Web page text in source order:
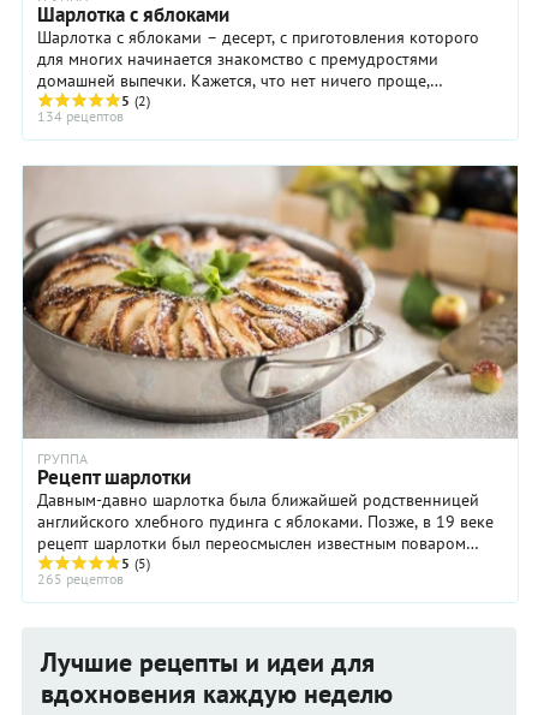
Шарлотка с яблоками
Шарлотка с яблоками – десерт, с приготовления которого
для многих начинается знакомство с премудростями
домашней выпечки. Кажется, что нет ничего проще,
достаточно нарезать яблоки, залить их самым ...
5 (2)
134 рецептов
ГРУППА
Рецепт шарлотки
Давным-давно шарлотка была ближайшей родственницей
английского хлебного пудинга с яблоками. Позже, в 19 веке
рецепт шарлотки был переосмыслен известным поваром
Антуатом Мари Каремом. Его версия ...
5 (5)
265 рецептов
Лучшие рецепты и идеи для
вдохновения каждую неделю